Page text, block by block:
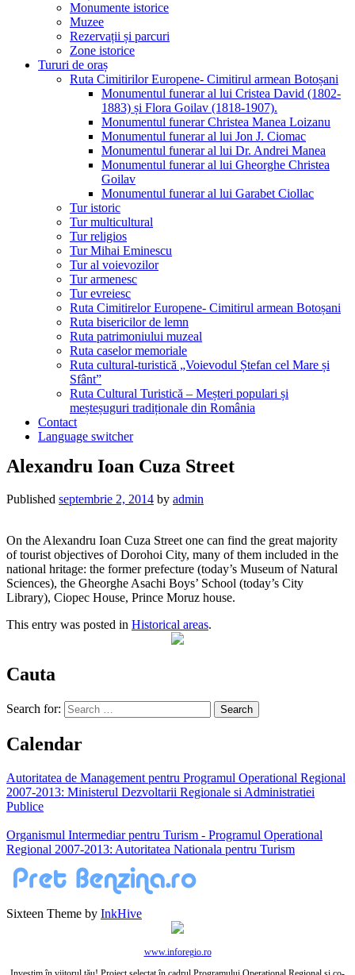
Monumente istorice
Muzee
Rezervații și parcuri
Zone istorice
Tururi de oraș
Ruta Cimitirilor Europene- Cimitirul armean Botoșani
Monumentul funerar al lui Cristea David (1802-
1883) și Flora Goilav (1818-1907).
Monumentul funerar Christea Manea Loizanu
Monumentul funerar al lui Jon J. Ciomac
Monumentul funerar al lui Dr. Andrei Manea
Monumentul funerar al lui Gheorghe Christea
Goilav
Monumentul funerar al lui Garabet Ciollac
Tur istoric
Tur multicultural
Tur religios
Tur Mihai Eminescu
Tur al voievozilor
Tur armenesc
Tur evreiesc
Ruta Cimitirelor Europene- Cimitirul armean Botoșani
Ruta bisericilor de lemn
Ruta patrimoniului muzeal
Ruta caselor memoriale
Ruta cultural-turistică „Voievodul Ștefan cel Mare și
Sfânt”
Ruta Cultural Turistică – Meșteri populari și
meșteșuguri tradiționale din România
Contact
Language switcher
Alexandru Ioan Cuza Street
Published septembrie 2, 2014 by admin
On the Alexandru Ioan Cuza Street one can find the great majority
of tourist objectives of Dorohoi City, many of them included in the
national hritage: the former prefecture (today’s Museum of Natural
Sciences), the Gheorghe Asachi Boys’ School (today’s City
Library), Ciopec House, Prince Moruz house.
This entry was posted in Historical areas.
Cauta
Search for:
Calendar
Autoritatea de Management pentru Programul Operational Regional
2007-2013: Ministerul Dezvoltarii Regionale si Administratiei
Publice
Organismul Intermediar pentru Turism - Programul Operational
Regional 2007-2013: Autoritatea Nationala pentru Turism
Sixteen Theme by InkHive
www.inforegio.ro